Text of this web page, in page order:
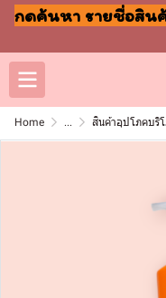
กดค้นหา รายชื่อสิน
Home ... สินค้าอุปโภคบริโภค แชมพู สบู่ แ